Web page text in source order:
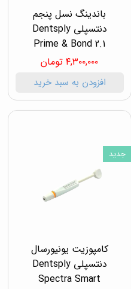
باندینگ نسل پنجم
دنتسپلی Dentsply
Prime & Bond 2.1
۴,۳۰۰,۰۰۰ تومان
افزودن به سبد خرید
کامپوزیت یونیورسال
دنتسپلی Dentsply
Spectra Smart
جدید